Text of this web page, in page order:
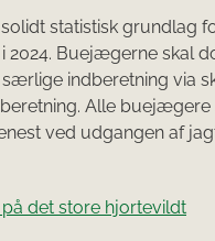
statistisk grundlag
2024. Buejægerne skal
indberetning via
Alle
ved udgangen af
det store hjortevildt